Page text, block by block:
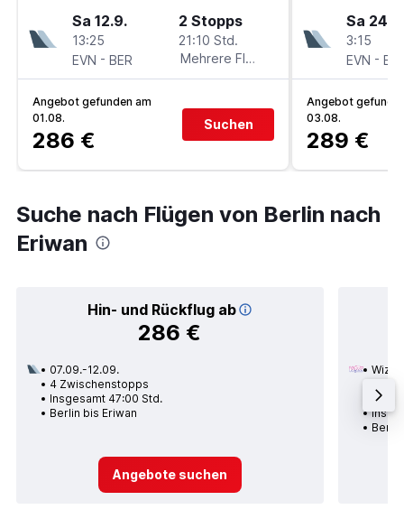
Sa 12.9.
13:25
EVN - BER
2 Stopps
21:10 Std.
Mehrere Fluglinien
Angebot gefunden am
01.08.
286 €
Suchen
Sa
3:15
EVN -
Angebot
03.08.
289 €
Suche nach Flügen von Berlin nach
Eriwan
Hin- und Rückflug ab
286 €
07.09.-12.09.
4 Zwischenstopps
Insgesamt 47:00 Std.
Berlin bis Eriwan
Angebote suchen
Wizz
1